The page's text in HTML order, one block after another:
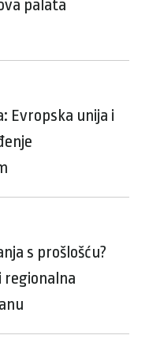
palata
Evropska unija i
s prošlošću?
regionalna